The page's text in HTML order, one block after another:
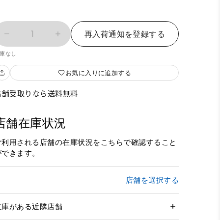
1 再入荷通知を登録する
なし
お気に入りに追加する
舗受取りなら送料無料
舗在庫状況
利用される店舗の在庫状況をこちらで確認すること
きます。
店舗を選択する
庫がある近隣店舗